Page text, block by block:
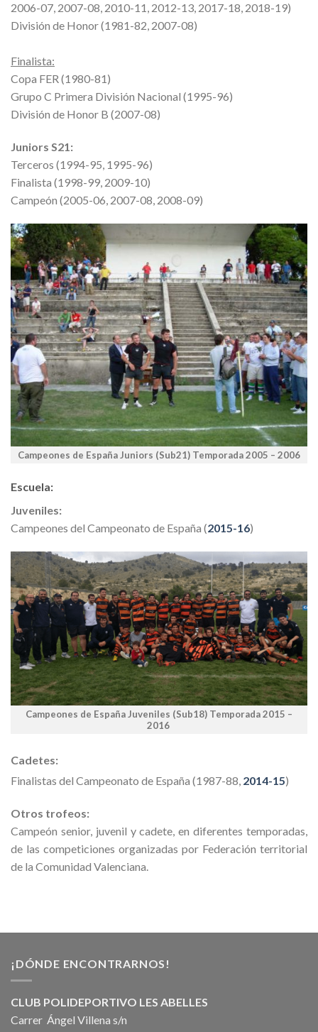
2006-07, 2007-08, 2010-11, 2012-13, 2017-18, 2018-19)
División de Honor (1981-82, 2007-08)
Finalista:
Copa FER (1980-81)
Grupo C Primera División Nacional (1995-96)
División de Honor B (2007-08)
Juniors S21:
Terceros (1994-95, 1995-96)
Finalista (1998-99, 2009-10)
Campeón (2005-06, 2007-08, 2008-09)
Campeones de España Juniors (Sub21) Temporada 2005 – 2006
Escuela:
Juveniles:
Campeones del Campeonato de España (2015-16)
Campeones de España Juveniles (Sub18) Temporada 2015 –
2016
Cadetes:
Finalistas del Campeonato de España (1987-88, 2014-15)
Otros trofeos:
Campeón senior, juvenil y cadete, en diferentes temporadas,
de las competiciones organizadas por Federación territorial
de la Comunidad Valenciana.
¡DÓNDE ENCONTRARNOS!
CLUB POLIDEPORTIVO LES ABELLES
Carrer Ángel Villena s/n